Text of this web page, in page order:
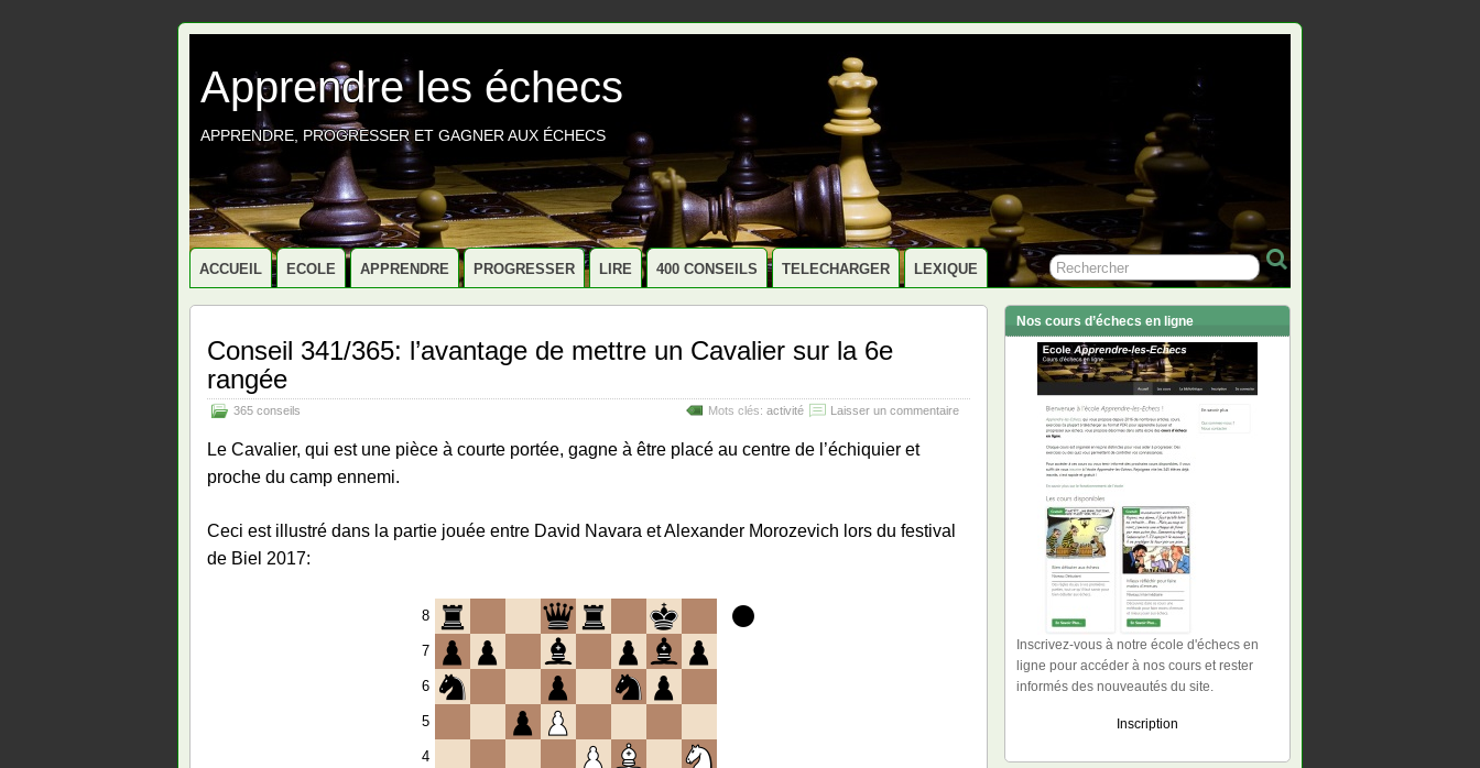
Apprendre les échecs
APPRENDRE, PROGRESSER ET GAGNER AUX ÉCHECS
ACCUEIL ECOLE APPRENDRE PROGRESSER LIRE 400 CONSEILS TELECHARGER LEXIQUE
Conseil 341/365: l’avantage de mettre un Cavalier sur la 6e
rangée
365 conseils Laisser un commentaire
Mots clés: activité
Le Cavalier, qui est une pièce à courte portée, gagne à être placé au centre de l’échiquier et
proche du camp ennemi.
Ceci est illustré dans la partie jouée entre David Navara et Alexander Morozevich lors du festival
de Biel 2017:
8
7
6
5
4
Nos cours d’échecs en ligne
Inscrivez-vous à notre école d'échecs en
ligne pour accéder à nos cours et rester
informés des nouveautés du site.
Inscription